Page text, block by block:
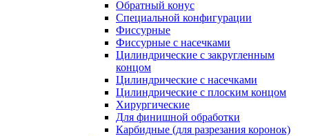
Обратный конус
Специальной конфигурации
Фиссурные
Фиссурные с насечками
Цилиндрические с закругленным
концом
Цилиндрические с насечками
Цилиндрические с плоским концом
Хирургические
Для финишной обработки
Карбидные (для разрезания коронок)